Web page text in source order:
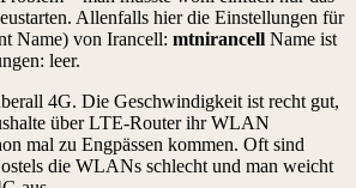
Allenfalls hier die Einstellungen für
Name) von Irancell: mtnirancell Name ist
leer.
4G. Die Geschwindigkeit ist recht gut,
über LTE-Router ihr WLAN
mal zu Engpässen kommen. Oft sind
die WLANs schlecht und man weicht